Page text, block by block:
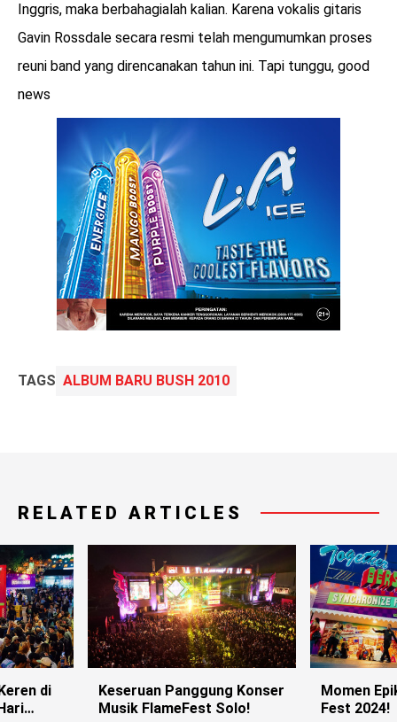
Inggris, maka berbahagialah kalian. Karena vokalis gitaris
Gavin Rossdale secara resmi telah mengumumkan proses
reuni band yang direncanakan tahun ini. Tapi tunggu, good
news
TAGS ALBUM BARU BUSH 2010
RELATED ARTICLES
di
Keseruan Panggung Konser
Musik FlameFest Solo!
Momen
Fest 2024!